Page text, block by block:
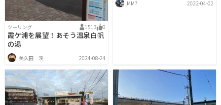
ツーリング 1513 0
霞ケ浦を展望！あそう温泉白帆
の湯
美久田 渓 2024-08-24
MM7 2022-04-02